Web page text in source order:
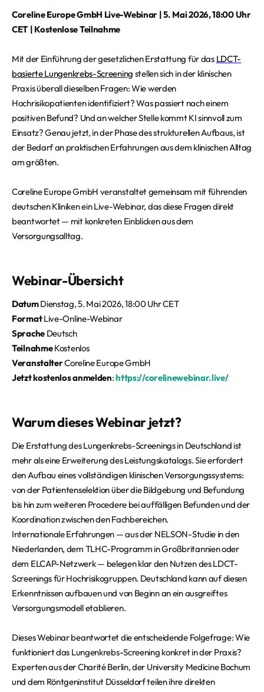
Coreline Europe GmbH Live-Webinar | 5. Mai 2026, 18:00 Uhr
CET | Kostenlose Teilnahme
Mit der Einführung der gesetzlichen Erstattung für das LDCT-
basierte Lungenkrebs-Screening stellen sich in der klinischen
Praxis überall dieselben Fragen: Wie werden
Hochrisikopatienten identifiziert? Was passiert nach einem
positiven Befund? Und an welcher Stelle kommt KI sinnvoll zum
Einsatz? Genau jetzt, in der Phase des strukturellen Aufbaus, ist
der Bedarf an praktischen Erfahrungen aus dem klinischen Alltag
am größten.
Coreline Europe GmbH veranstaltet gemeinsam mit führenden
deutschen Kliniken ein Live-Webinar, das diese Fragen direkt
beantwortet — mit konkreten Einblicken aus dem
Versorgungsalltag.
Webinar-Übersicht
DatumDienstag, 5. Mai 2026, 18:00 Uhr CET
FormatLive-Online-Webinar
SpracheDeutsch
TeilnahmeKostenlos
VeranstalterCoreline Europe GmbH
Jetzt kostenlos anmelden:https://corelinewebinar.live/
Warum dieses Webinar jetzt?
Die Erstattung des Lungenkrebs-Screenings in Deutschland ist
mehr als eine Erweiterung des Leistungskatalogs. Sie erfordert
den Aufbau eines vollständigen klinischen Versorgungssystems:
von der Patientenselektion über die Bildgebung und Befundung
bis hin zum weiteren Procedere bei auffälligen Befunden und der
Koordination zwischen den Fachbereichen.
Internationale Erfahrungen — aus der NELSON-Studie in den
Niederlanden, dem TLHC-Programm in Großbritannien oder
dem ELCAP-Netzwerk — belegen klar den Nutzen des LDCT-
Screenings für Hochrisikogruppen. Deutschland kann auf diesen
Erkenntnissen aufbauen und von Beginn an ein ausgreiftes
Versorgungsmodell etablieren.
Dieses Webinar beantwortet die entscheidende Folgefrage: Wie
funktioniert das Lungenkrebs-Screening konkret in der Praxis?
Experten aus der Charité Berlin, der University Medicine Bochum
und dem Röntgeninstitut Düsseldorf teilen ihre direkten